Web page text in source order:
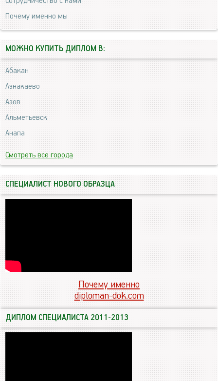
Почему именно мы
МОЖНО КУПИТЬ ДИПЛОМ В:
Абакан
Азнакаево
Азов
Альметьевск
Анапа
Смотреть все города
СПЕЦИАЛИСТ НОВОГО ОБРАЗЦА
Почему именно
diploman-dok.com
ДИПЛОМ СПЕЦИАЛИСТА 2011-2013